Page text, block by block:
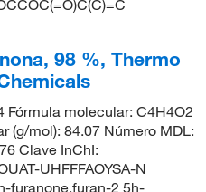
98 %, Thermo
Fórmula molecular: C4H4O2
(g/mol): 84.07 Número MDL:
Clave InChI:
UHFFFAOYSA-N
furanone,furan-2 5h-